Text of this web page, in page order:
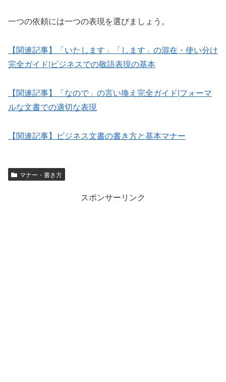
一つの依頼には一つの表現を選びましょう。
【関連記事】「いたします」「します」の混在・使い分け
完全ガイド|ビジネスでの敬語表現の基本
【関連記事】「なので」の言い換え完全ガイド|フォーマ
ルな文書での適切な表現
【関連記事】ビジネス文書の書き方と基本マナー
マナー・書き方
スポンサーリンク